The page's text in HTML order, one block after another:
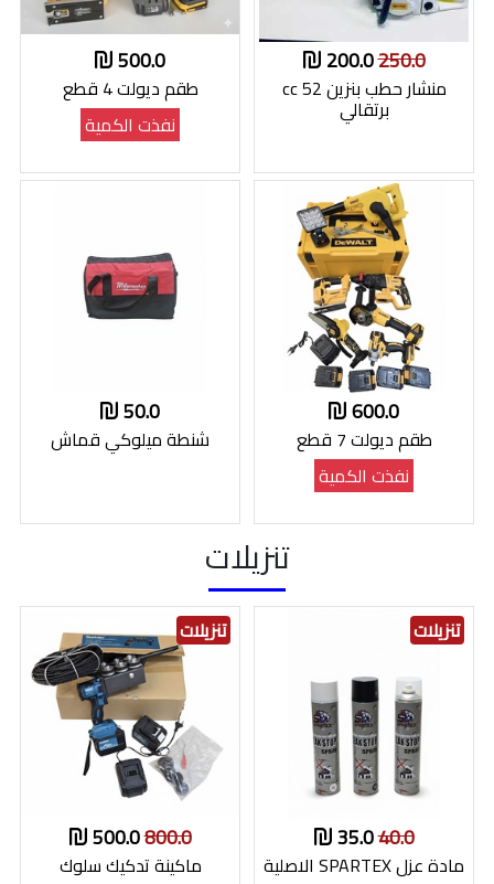
250.0
200.0
منشار حطب بنزين 52 cc
برتقالي
500.0
طقم ديولت 4 قطع
نفذت الكمية
600.0
طقم ديولت 7 قطع
نفذت الكمية
50.0
شنطة ميلوكي قماش
تنزيلات
تنزيلات
40.0
35.0
مادة عزل SPARTEX الاصلية
تنزيلات
800.0
500.0
ماكينة تدكيك سلوك